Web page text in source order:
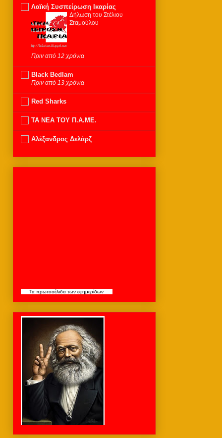
Λαϊκή Συσπείρωση Ικαρίας
Δήλωση του Στέλιου
Σταμούλου
Πριν από 12 χρόνια
Black Bedlam
Πριν από 13 χρόνια
Red Sharks
ΤΑ ΝΕΑ ΤΟΥ Π.Α.ΜΕ.
Αλέξανδρος Δελάρζ
Ταπρωτοσέλιδα των εφημερίδων